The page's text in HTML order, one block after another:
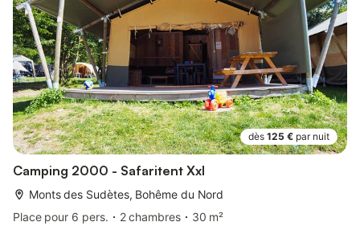
dès 125 € par nuit
Camping 2000 - Safaritent Xxl
Monts des Sudètes, Bohême du Nord
Place pour 6 pers.
2 chambres
30 m²